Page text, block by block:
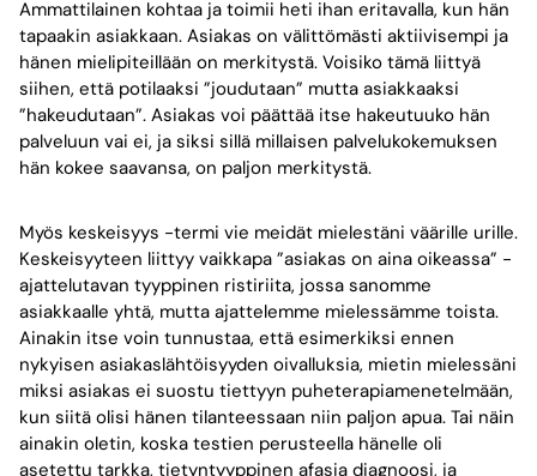
Ammattilainen kohtaa ja toimii heti ihan eritavalla, kun hän
tapaakin asiakkaan. Asiakas on välittömästi aktiivisempi ja
hänen mielipiteillään on merkitystä. Voisiko tämä liittyä
siihen, että potilaaksi ”joudutaan” mutta asiakkaaksi
”hakeudutaan”. Asiakas voi päättää itse hakeutuuko hän
palveluun vai ei, ja siksi sillä millaisen palvelukokemuksen
hän kokee saavansa, on paljon merkitystä.
Myös keskeisyys -termi vie meidät mielestäni väärille urille.
Keskeisyyteen liittyy vaikkapa ”asiakas on aina oikeassa” -
ajattelutavan tyyppinen ristiriita, jossa sanomme
asiakkaalle yhtä, mutta ajattelemme mielessämme toista.
Ainakin itse voin tunnustaa, että esimerkiksi ennen
nykyisen asiakaslähtöisyyden oivalluksia, mietin mielessäni
miksi asiakas ei suostu tiettyyn puheterapiamenetelmään,
kun siitä olisi hänen tilanteessaan niin paljon apua. Tai näin
ainakin oletin, koska testien perusteella hänelle oli
asetettu tarkka, tietyntyyppinen afasia diagnoosi, ja